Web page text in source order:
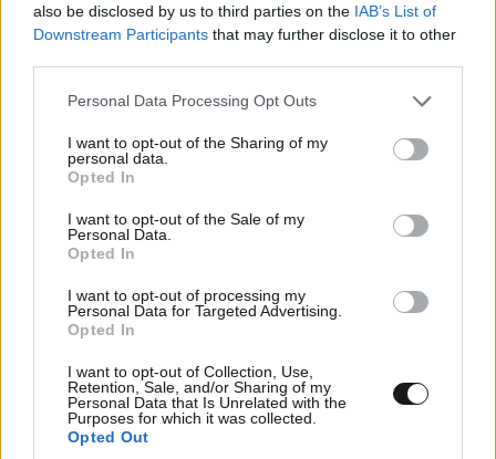
also be disclosed by us to third parties on the IAB’s List of
Downstream Participants that may further disclose it to other
Please note that this website/app uses one or more Google
not limited to your visit or usage behaviour. You may click to
grant or deny consent to Google and its third-party tags to
use your data for below specified purposes in below Google
consent section.
Personal Data Processing Opt Outs
I want to opt-out of the Sharing of my
personal data.
Opted In
I want to opt-out of the Sale of my
Personal Data.
Opted In
I want to opt-out of processing my
Personal Data for Targeted Advertising.
Opted In
I want to opt-out of Collection, Use,
Retention, Sale, and/or Sharing of my
Personal Data that Is Unrelated with the
Purposes for which it was collected.
Opted Out
TRENDING